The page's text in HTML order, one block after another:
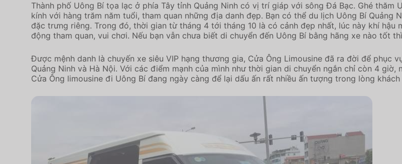
Thành phố Uông Bí tọa lạc ở phía Tây tỉnh Quảng Ninh có vị trí giáp với sông Đá Bạc. Ghé
kính với hàng trăm năm tuổi, tham quan những địa danh đẹp. Bạn có thể du lịch Uông Bí
đặc trưng riêng. Trong đó, thời gian từ tháng 4 tới tháng 10 là có cảnh đẹp nhất, lúc này khí
động tham quan, vui chơi. Nếu bạn vẫn chưa biết di chuyển đến Uông Bí bằng hãng xe nào tốt
Được mệnh danh là chuyến xe siêu VIP hạng thương gia, Cửa Ông Limousine đã ra đời để phục
Quảng Ninh và Hà Nội. Với các điểm mạnh của mình như thời gian di chuyển ngắn chỉ còn 4
Cửa Ông limousine đi Uông Bí đang ngày càng để lại dấu ấn rất nhiều ấn tượng trong lòng khách